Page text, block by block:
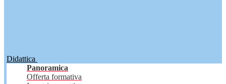
Didattica
Panoramica
Offerta formativa